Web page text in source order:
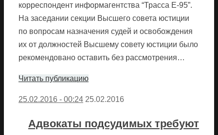
корреспондент информагентства “Трасса Е-95”.
На заседании секции Высшего совета юстиции
по вопросам назначения судей и освобождения
их от должностей Высшему совету юстиции было
рекомендовано оставить без рассмотрения…
Читать публикацию
25.02.2016 - 00:24 25.02.2016
Адвокаты подсудимых требуют